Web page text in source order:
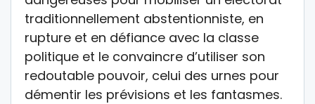
traditionnellement abstentionniste, en
rupture et en défiance avec la classe
politique et le convaincre d’utiliser son
redoutable pouvoir, celui des urnes pour
démentir les prévisions et les fantasmes.